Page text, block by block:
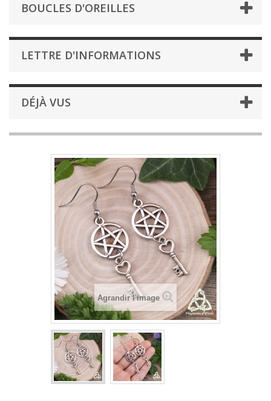
BOUCLES D'OREILLES
LETTRE D'INFORMATIONS
DÉJÀ VUS
Agrandir l'image